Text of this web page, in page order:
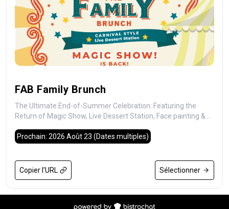
FAB Family Brunch
The Ultimate End-of-Summer Celebration: Featuring the
Return of Magic Show, Live Dessert Station, Face painting &
Prochain: 2026 Août 23 (Dates multiples)
Copier l'URL Sélectionner